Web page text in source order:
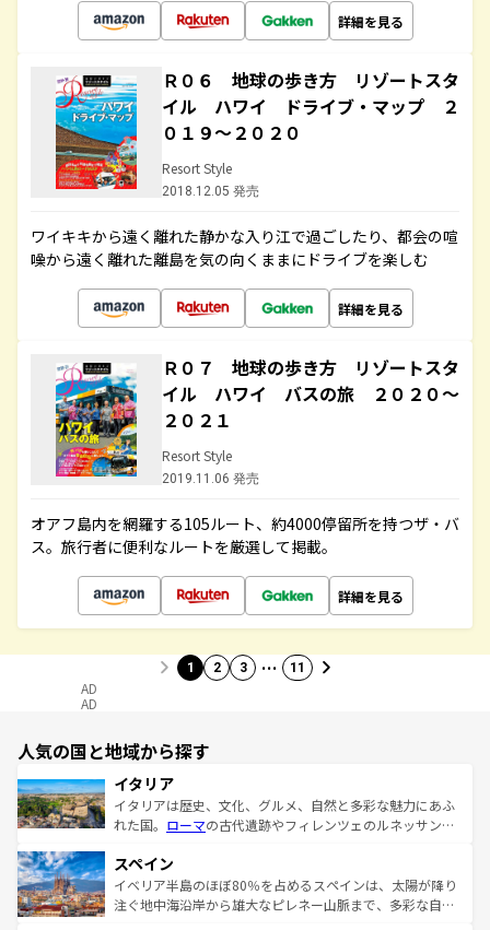
詳細を見る
Ｒ０６ 地球の歩き方 リゾートスタ
イル ハワイ ドライブ・マップ ２
０１９～２０２０
Resort Style
2018.12.05 発売
ワイキキから遠く離れた静かな入り江で過ごしたり、都会の喧
噪から遠く離れた離島を気の向くままにドライブを楽しむ
詳細を見る
Ｒ０７ 地球の歩き方 リゾートスタ
イル ハワイ バスの旅 ２０２０～
２０２１
Resort Style
2019.11.06 発売
オアフ島内を網羅する105ルート、約4000停留所を持つザ・バ
ス。旅行者に便利なルートを厳選して掲載。
詳細を見る
1 2 3 … 11
AD
AD
人気の国と地域から探す
イタリア
イタリアは歴史、文化、グルメ、自然と多彩な魅力にあふ
れた国。 ローマの古代遺跡やフィレンツェのルネッサンス
ろん、トスカーナの美しい田園風景やアマルフィ海岸の絶
景など、自然景観も見逃せない。観光の合間には、本場の
ピザやパスタなど、絶品のイタリア料理を堪能することも
スペイン
イベリア半島のほぼ80％を占めるスペインは、太陽が降り
注ぐ地中海沿岸から雄大なピレネー山脈まで、多彩な自然